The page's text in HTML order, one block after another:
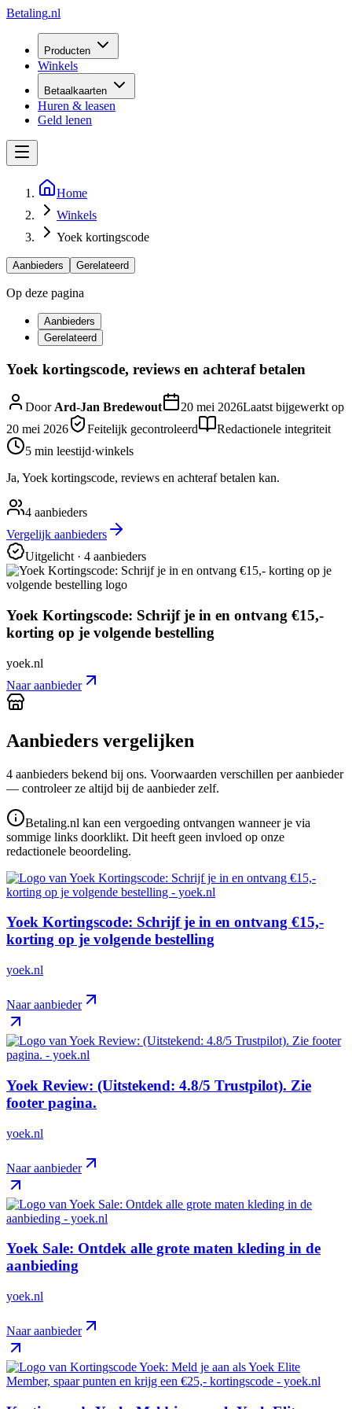
Betaling.nl
Producten
Winkels
Betaalkaarten
Huren & leasen
Geld lenen
Home
Winkels
Yoek kortingscode
Aanbieders Gerelateerd
Op deze pagina
Aanbieders
Gerelateerd
Yoek kortingscode, reviews en achteraf betalen
DoorArd-Jan Bredewout 20 mei 2026Laatst bijgewerkt op
20 mei 2026
Feitelijk gecontroleerd
Redactionele integriteit
5 min leestijd·winkels
Ja, Yoek kortingscode, reviews en achteraf betalen kan.
4 aanbieders
Vergelijk aanbieders
Uitgelicht· 4 aanbieders
Yoek Kortingscode: Schrijf je in en ontvang €15,-
korting op je volgende bestelling
yoek.nl
Naar aanbieder
Aanbieders vergelijken
4 aanbieders bekend bij ons. Voorwaarden verschillen per aanbieder
— controleer ze altijd bij de aanbieder zelf.
Betaling.nl kan een vergoeding ontvangen wanneer je via
sommige links doorklikt. Dit heeft geen invloed op onze
redactionele beoordeling.
Yoek Kortingscode: Schrijf je in en ontvang €15,-
korting op je volgende bestelling
yoek.nl
Naar aanbieder
Yoek Review: (Uitstekend: 4.8/5 Trustpilot). Zie
footer pagina.
yoek.nl
Naar aanbieder
Yoek Sale: Ontdek alle grote maten kleding in de
aanbieding
yoek.nl
Naar aanbieder